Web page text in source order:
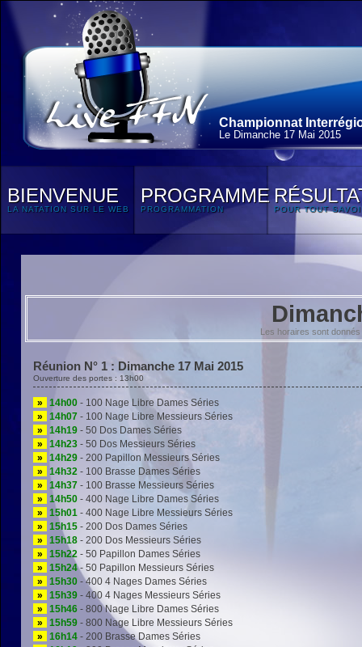
Championnat
Le Dimanche 17 Mai 2015
BIENVENUE
LA NATATION SUR LE WEB
PROGRAMME
PROGRAMMATION POUR TOUT
Les horaires sont
Réunion N° 1 : Dimanche 17 Mai 2015
Ouverture des portes : 13h00
» 14h00 - 100 Nage Libre Dames Séries
»
14h07 - 100 Nage Libre Messieurs Séries
»
14h19 - 50 Dos Dames Séries
»
14h23 - 50 Dos Messieurs Séries
»
14h29 - 200 Papillon Messieurs Séries
»
14h32 - 100 Brasse Dames Séries
»
14h37 - 100 Brasse Messieurs Séries
»
14h50 - 400 Nage Libre Dames Séries
»
15h01 - 400 Nage Libre Messieurs Séries
»
15h15 - 200 Dos Dames Séries
»
15h18 - 200 Dos Messieurs Séries
»
15h22 - 50 Papillon Dames Séries
»
15h24- 50 Papillon Messieurs Séries
»
15h30 - 400 4 Nages Dames Séries
»
15h39 - 400 4 Nages Messieurs Séries
»
15h46 - 800 Nage Libre Dames Séries
»
15h59 - 800 Nage Libre Messieurs Séries
»
16h14 - 200 Brasse Dames Séries